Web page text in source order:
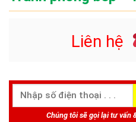
Liên hệ
Chúng tôi sẽ gọi lại tư vấn